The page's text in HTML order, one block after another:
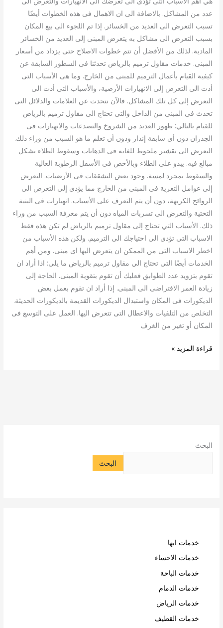
عدد من المشاكل. بالاضافة الى ان الاهمال فى هذه الخطوات أيضًا
تسبب التعرض الى العديد من الخسائر. إذا تم اللجوء الى بيع المكان
بسبب التعرض الى مشاكل به يتعرض المبنى إلى العديد من الخسائر
المادية. لذلك من الأفضل أن تتم خطوات الاصلاح حتى يزداد من أسعار
المبنى. خدمات مقاول ترميم بالرياض تحدثنا فى السطور السابقة عن
كيفية القيام بأعمال الترميم للمبنى من الخارج. وما هى الأسباب التى
أدت الى التعرض إلى الانهيارات الأرضية، والأسباب التى أدت الى
التعرض إلى كل تلك المشاكل. فالآن نتحدث عن العلامات والدلائل التى
تحدث فى المبنى من الداخل والتى تحتاج الى مقاول ترميم بالرياض
للقيام بالتالي: ظهور العديد من الشروخ والتصدعات والانهيارات فى
الجدران دون أى سابقة إنذار ودون أن تعلم ما هو السبب من وراء ذلك.
التعرض الى تقشير ملحوظ للغاية فى الدهانات وسقوط الطلاء بشكل
مبالغ فيه. يبدو على الطلاء وبالأخص فى الأسفل الرطوبة العالية
والسقوط بمجرد لمسة. وجود بعض التشققات فى الأرضيات. التعرض
إلى عوامل التعرية فى المبنى من الخارج مما يؤدي إلى التعرض الى
الروائح الكريهة، دون أن يتم التعرف على الأسباب. انهيارات فى البنية
التحتية والتعرض الى تسربات المياه دون أن يتم معرفة السبب من وراء
ذلك. الأسباب التي تحتاج إلى مقاول ترميم بالرياض لم تكن هذه فقط
الاسباب التى تؤدى الى احتياجك الى الترميم. ولكن هذه الأسباب من
اخطر الاسباب التى من الممكن ان يتعرض اليها اى مبنى. ومن أهم
الخدمات أيضًا التى تحتاج الي مقاول ترميم بالرياض ما يلى: اذا أراد ان
تقوم بتزويد عدد الطوابق فعليك أن تقوم بتقوية المبنى. الحاجة إلى
زيادة العمر الافتراضى الى المبنى. إذا أراد ان تقوم بعمل بعض
الديكورات فى المكان واستبدال الديكورات القديمة بالديكورات الحديثة.
التخلص من التلفيات والاعطال التى تتعرض اليها. العمل على التوسع فى
المكان أو تغير من الغرف
قراءة المزيد »
البحث
البحث
خدمات ابها
خدمات الاحساء
خدمات الباحة
خدمات الدمام
خدمات الرياض
خدمات القطيف